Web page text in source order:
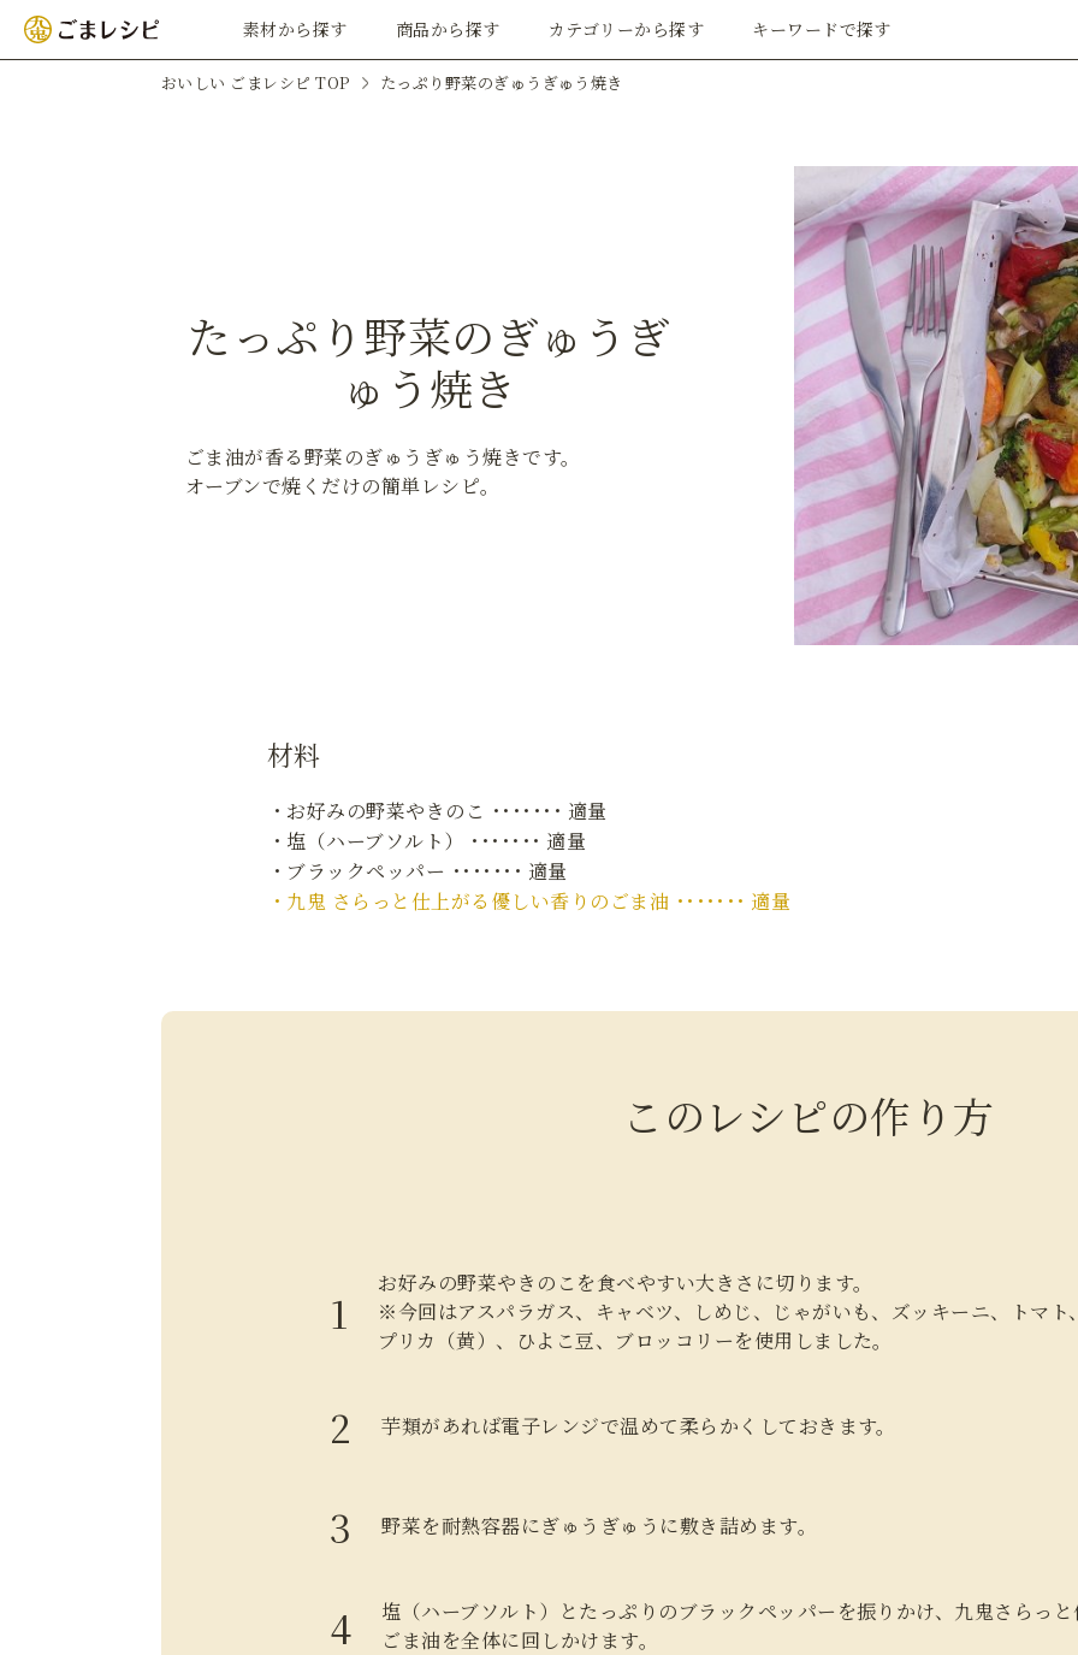
素材から探す 商品から探す カテゴリーから探す キーワードで探す
おいしい ごまレシピ TOP たっぷり野菜のぎゅうぎゅう焼き
たっぷり野菜のぎゅうぎ
ゅう焼き
ごま油が香る野菜のぎゅうぎゅう焼きです。
オーブンで焼くだけの簡単レシピ。
材料
・お好みの野菜やきのこ ･･･････ 適量
・塩（ハーブソルト） ･･･････ 適量
・ブラックペッパー ･･･････ 適量
・九鬼 さらっと仕上がる優しい香りのごま油 ･･･････ 適量
このレシピの作り方
お好みの野菜やきのこを食べやすい大きさに切ります。
※今回はアスパラガス、キャベツ、しめじ、じゃがいも、ズッキーニ、トマト
プリカ（黄）、ひよこ豆、ブロッコリーを使用しました。
芋類があれば電子レンジで温めて柔らかくしておきます。
野菜を耐熱容器にぎゅうぎゅうに敷き詰めます。
塩（ハーブソルト）とたっぷりのブラックペッパーを振りかけ、九鬼さらっ
ごま油を全体に回しかけます。